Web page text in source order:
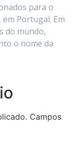
para o
Portugal. Em
do mundo,
o nome da
Campos